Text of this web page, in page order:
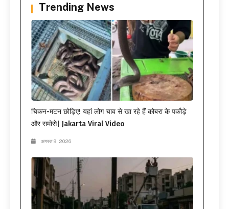
Trending News
चिकन-मटन छोड़िए! यहां लोग चाव से खा रहे हैं कोबरा के पकौड़े
और समोसे| Jakarta Viral Video
अगस्त 9, 2026